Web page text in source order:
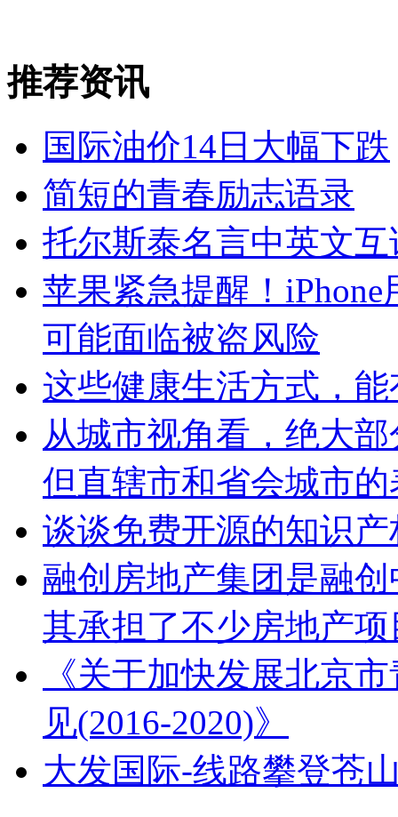
推荐资讯
国际油价14日大幅下跌
简短的青春励志语录
托尔斯泰名言中英文互
苹果紧急提醒！
可能面临被盗风险
这些健康生活方式，
从城市视角看，绝大
但直辖市和省会城市
谈谈免费开源的知识
融创房地产集团是融
其承担了不少房地产
《关于加快发展北京
见(2016-2020)》
大发国际-线路攀登苍